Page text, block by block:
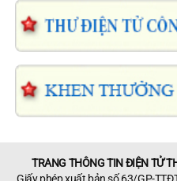
TRANG THÔNG TIN ĐIỆN TỬ